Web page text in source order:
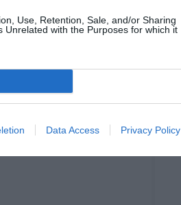
Use, Retention, Sale, and/or Sharing
Unrelated with the Purposes for which it
Data Access Privacy Policy